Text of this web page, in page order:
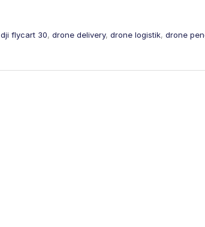
dji flycart 30, drone delivery, drone logistik, drone